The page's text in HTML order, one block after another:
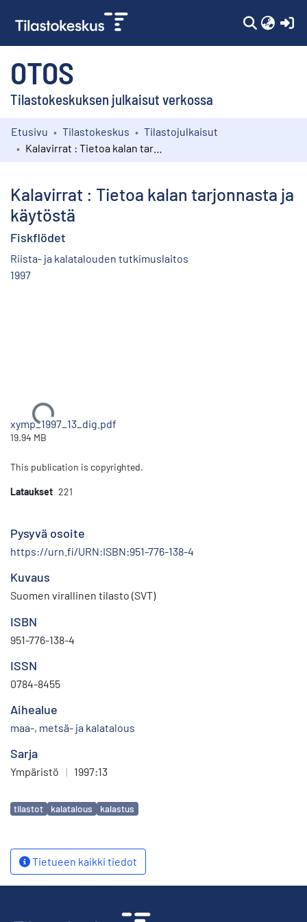
OTOS
Tilastokeskuksen julkaisut verkossa
Kokoelmat
Etusivu Tilastokeskus
Tilastojulkaisut
Kalavirrat : Tietoa kalan tarjonnasta ja
käytöstä
Fiskflödet
Riista- ja kalatalouden tutkimuslaitos
1997
Ladataan...
xymp_1997_13_dig.pdf
19.94 MB
This publication is copyrighted.
Lataukset 221
Pysyvä osoite
https://urn.fi/URN:ISBN:951-776-138-4
Kuvaus
Suomen virallinen tilasto (SVT)
ISBN
951-776-138-4
ISSN
0784-8455
Aihealue
maa-, metsä- ja kalatalous
Sarja
Ympäristö | 1997:13
Avainsanat
tilastot kalatalous kalastus
Tietueen kaikki tiedot